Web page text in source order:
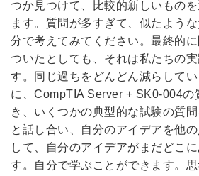
つか見つけて、比較的新しいもの
ます。質問が多すぎて、似たよう
分で考えてみてください。最終的
ついたとしても、それは私たちの
す。同じ過ちをどんどん減らして
に、CompTIA Server + SK0-004の
き、いくつかの典型的な試験の質
と話し合い、自分のアイデアを他
して、自分のアイデアがまだどこ
す。自分で学ぶことができます。